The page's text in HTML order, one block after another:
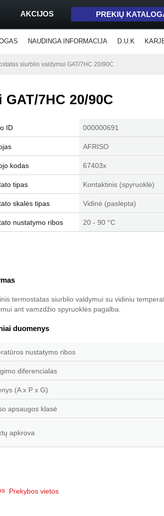
AKCIJOS PREKIŲ
NAUDINGA INFORMACIJA D.U.K
siurblio valdymui GAT/7HC 20/90C
7HC 20/90C
ID 000000691
AFRISO
kodas 67403x
tipas Kontaktinis (spyruoklė)
skalės tipas Vidinė (paslėpta)
nustatymo ribos 20 - 90 °C
termostatas siurblio valdymui su vidiniu
ant vamzdžio spyruoklės pagalba.
duomenys
nustatymo ribos
diferencialas
(A x P x G)
apsaugos klasė
apkrova
Prekybos vietos